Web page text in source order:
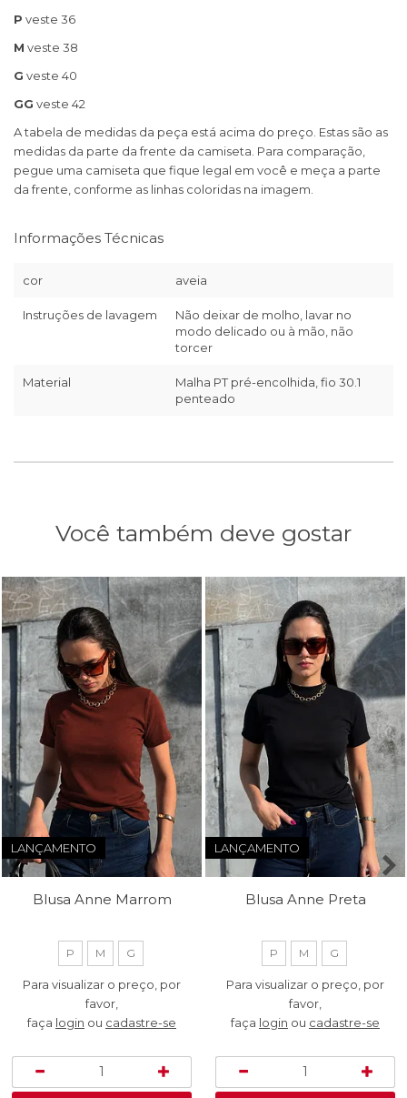
P veste 36
M veste 38
G veste 40
GG veste 42
A tabela de medidas da peça está acima do preço. Estas são as
medidas da parte da frente da camiseta. Para comparação,
pegue uma camiseta que fique legal em você e meça a parte
da frente, conforme as linhas coloridas na imagem.
Informações Técnicas
cor aveia
Instruções de lavagem
Não deixar de molho, lavar no
modo delicado ou à mão, não
torcer
Material
Malha PT pré-encolhida, fio 30.1
penteado
Você também deve gostar
LANÇAMENTO
Blusa Anne Marrom
P M G
Para visualizar o preço, por
favor,
faça login ou cadastre-se
LANÇAMENTO
Blusa Anne Preta
P M G
Para visualizar o preço, por
favor,
faça login ou cadastre-se